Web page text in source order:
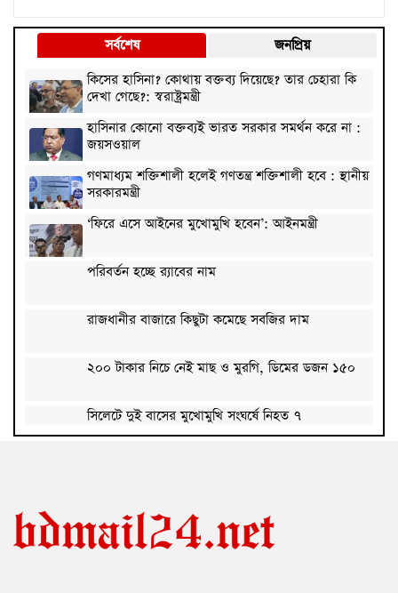
সর্বশেষ
জনপ্রিয়
কিসের হাসিনা? কোথায় বক্তব্য দিয়েছে? তার চেহারা কি
দেখা গেছে?: স্বরাষ্ট্রমন্ত্রী
হাসিনার কোনো বক্তব্যই ভারত সরকার সমর্থন করে না :
জয়সওয়াল
গণমাধ্যম শক্তিশালী হলেই গণতন্ত্র শক্তিশালী হবে : স্থানীয়
সরকারমন্ত্রী
‘ফিরে এসে আইনের মুখোমুখি হবেন’: আইনমন্ত্রী
পরিবর্তন হচ্ছে র‌্যাবের নাম
রাজধানীর বাজারে কিছুটা কমেছে সবজির দাম
২০০ টাকার নিচে নেই মাছ ও মুরগি, ডিমের ডজন ১৫০
সিলেটে দুই বাসের মুখোমুখি সংঘর্ষে নিহত ৭
বগুড়ায় বাসচাপায় নিহত ৬